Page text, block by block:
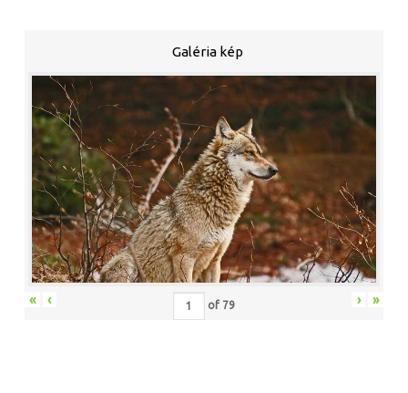
Galéria kép
« ‹ of 79 › »